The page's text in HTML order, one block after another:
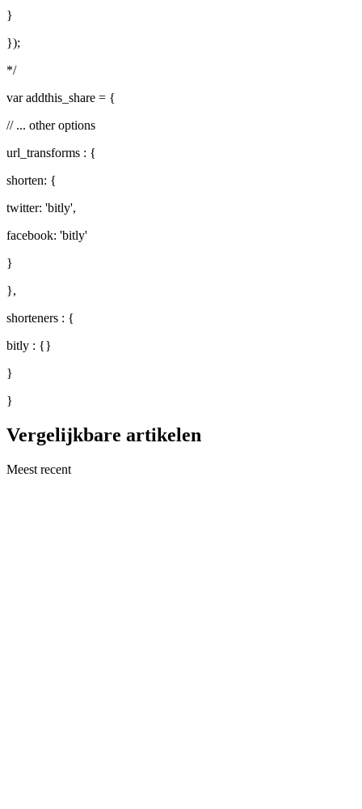
}
});
*/
var addthis_share = {
// ... other options
url_transforms : {
shorten: {
twitter: 'bitly',
facebook: 'bitly'
}
},
shorteners : {
bitly : {}
}
}
Vergelijkbare artikelen
Meest recent